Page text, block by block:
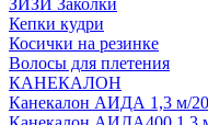
ЗИЗИ Заколки
Кепки кудри
Косички на резинке
Волосы для плетения
КАНЕКАЛОН
Канекалон АИДА 1,3 м/